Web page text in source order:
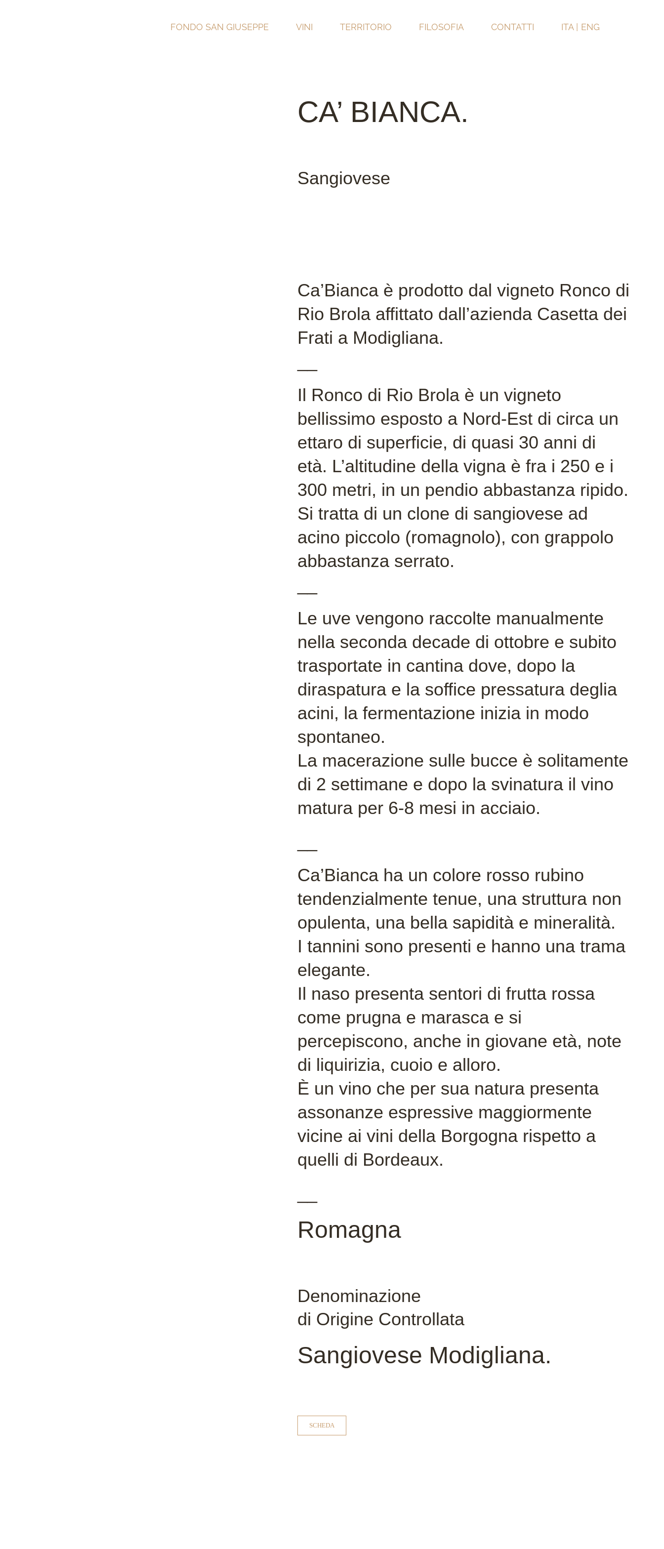
FONDO SAN GIUSEPPE VINI TERRITORIO FILOSOFIA CONTATTI ITA | ENG
CA’ BIANCA.
Sangiovese
Ca’Bianca è prodotto dal vigneto Ronco di
Rio Brola affittato dall’azienda Casetta dei
Frati a Modigliana.
Il Ronco di Rio Brola è un vigneto
bellissimo esposto a Nord-Est di circa un
ettaro di superficie, di quasi 30 anni di
età. L’altitudine della vigna è fra i 250 e i
300 metri, in un pendio abbastanza ripido.
Si tratta di un clone di sangiovese ad
acino piccolo (romagnolo), con grappolo
abbastanza serrato.
Le uve vengono raccolte manualmente
nella seconda decade di ottobre e subito
trasportate in cantina dove, dopo la
diraspatura e la soffice pressatura deglia
acini, la fermentazione inizia in modo
spontaneo.
La macerazione sulle bucce è solitamente
di 2 settimane e dopo la svinatura il vino
matura per 6-8 mesi in acciaio.
Ca’Bianca ha un colore rosso rubino
tendenzialmente tenue, una struttura non
opulenta, una bella sapidità e mineralità.
I tannini sono presenti e hanno una trama
elegante.
Il naso presenta sentori di frutta rossa
come prugna e marasca e si
percepiscono, anche in giovane età, note
di liquirizia, cuoio e alloro.
È un vino che per sua natura presenta
assonanze espressive maggiormente
vicine ai vini della Borgogna rispetto a
quelli di Bordeaux.
Romagna
Denominazione
di Origine Controllata
Sangiovese Modigliana.
SCHEDA